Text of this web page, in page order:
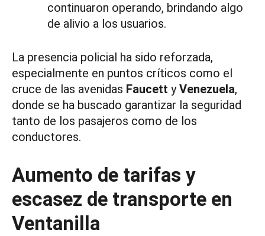
continuaron operando, brindando algo
de alivio a los usuarios.
La presencia policial ha sido reforzada,
especialmente en puntos críticos como el
cruce de las avenidas Faucett yVenezuela,
donde se ha buscado garantizar la seguridad
tanto de los pasajeros como de los
conductores.
Aumento de tarifas y
escasez de transporte en
Ventanilla